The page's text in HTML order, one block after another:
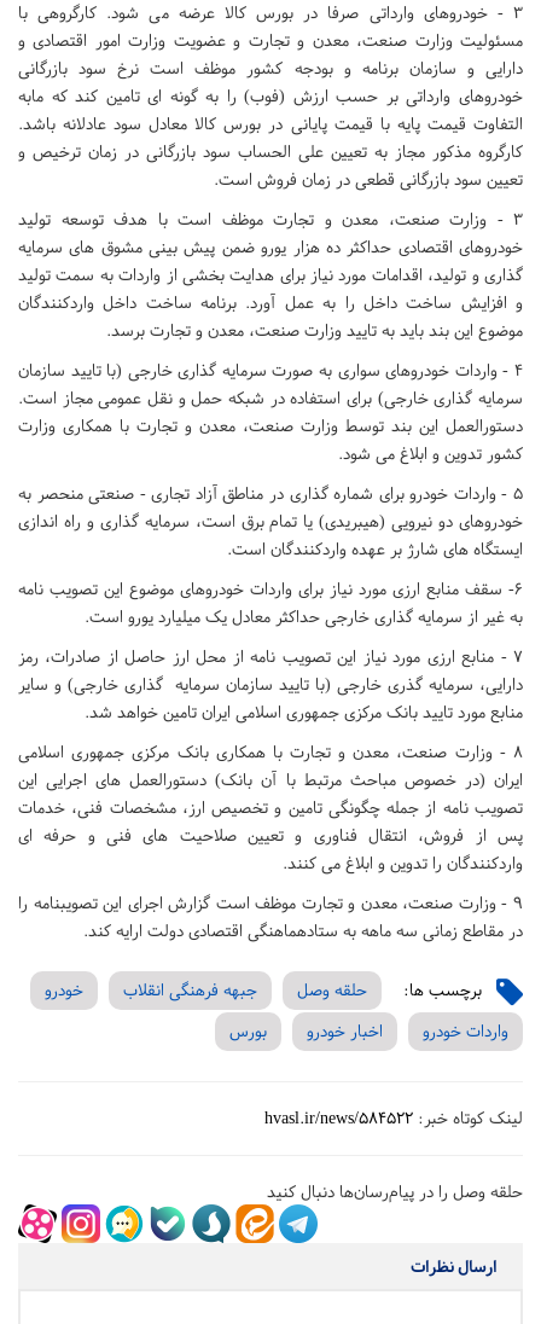
۳ - خودروهای وارداتی صرفا در بورس کالا عرضه می شود. کارگروهی با
مسئولیت وزارت صنعت، معدن و تجارت و عضویت وزارت امور اقتصادی و
دارایی و سازمان برنامه و بودجه کشور موظف است نرخ سود بازرگانی
خودروهای وارداتی بر حسب ارزش (فوب) را به گونه ای تامین کند که مابه
التفاوت قیمت پایه با قیمت پایانی در بورس کالا معادل سود عادلانه باشد.
کارگروه مذکور مجاز به تعیین علی الحساب سود بازرگانی در زمان ترخیص و
تعیین سود بازرگانی قطعی در زمان فروش است.
۳ - وزارت صنعت، معدن و تجارت موظف است با هدف توسعه تولید
خودروهای اقتصادی حداکثر ده هزار یورو ضمن پیش بینی مشوق های سرمایه
گذاری و تولید، اقدامات مورد نیاز برای هدایت بخشی از واردات به سمت تولید
و افزایش ساخت داخل را به عمل آورد. برنامه ساخت داخل واردکنندگان
موضوع این بند باید به تایید وزارت صنعت، معدن و تجارت برسد.
۴ - واردات خودروهای سواری به صورت سرمایه گذاری خارجی (با تایید سازمان
سرمایه گذاری خارجی) برای استفاده در شبکه حمل و نقل عمومی مجاز است.
دستورالعمل این بند توسط وزارت صنعت، معدن و تجارت با همکاری وزارت
کشور تدوین و ابلاغ می شود.
۵ - واردات خودرو برای شماره گذاری در مناطق آزاد تجاری - صنعتی منحصر به
خودروهای دو نیرویی (هیبریدی) یا تمام برق است، سرمایه گذاری و راه اندازی
ایستگاه های شارژ بر عهده واردکنندگان است.
۶- سقف منابع ارزی مورد نیاز برای واردات خودروهای موضوع این تصویب نامه
به غیر از سرمایه گذاری خارجی حداکثر معادل یک میلیارد یورو است.
۷ - منابع ارزی مورد نیاز این تصویب نامه از محل ارز حاصل از صادرات، رمز
دارایی، سرمایه گذری خارجی (با تایید سازمان سرمایه گذاری خارجی) و سایر
منابع مورد تایید بانک مرکزی جمهوری اسلامی ایران تامین خواهد شد.
۸ - وزارت صنعت، معدن و تجارت با همکاری بانک مرکزی جمهوری اسلامی
ایران (در خصوص مباحث مرتبط با آن بانک) دستورالعمل های اجرایی این
تصویب نامه از جمله چگونگی تامین و تخصیص ارز، مشخصات فنی، خدمات
پس از فروش، انتقال فناوری و تعیین صلاحیت های فنی و حرفه ای
واردکنندگان را تدوین و ابلاغ می کنند.
۹ - وزارت صنعت، معدن و تجارت موظف است گزارش اجرای این تصویبنامه را
در مقاطع زمانی سه ماهه به ستادهماهنگی اقتصادی دولت ارایه کند.
برچسب ها: حلقه وصل جبهه فرهنگی انقلاب
خودرو
واردات خودرو
اخبار خودرو بورس
لینک کوتاه خبر: hvasl.ir/news/584522
حلقه وصل را در پیام‌رسان‌ها دنبال کنید
ارسال نظرات